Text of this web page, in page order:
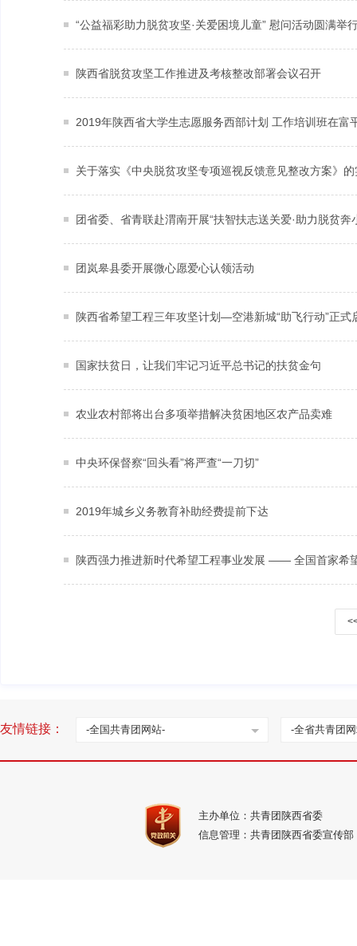
“公益福彩助力脱贫攻坚·关爱困境儿童” 慰问活动圆满举
陕西省脱贫攻坚工作推进及考核整改部署会议召开
2019年陕西省大学生志愿服务西部计划 工作培训班在富
关于落实《中央脱贫攻坚专项巡视反馈意见整改方案》
团省委、省青联赴渭南开展“扶智扶志送关爱·助力脱贫奔
团岚皋县委开展微心愿爱心认领活动
陕西省希望工程三年攻坚计划—空港新城“助飞行动”正式
国家扶贫日，让我们牢记习近平总书记的扶贫金句
农业农村部将出台多项举措解决贫困地区农产品卖难
中央环保督察“回头看”将严查“一刀切”
2019年城乡义务教育补助经费提前下达
陕西强力推进新时代希望工程事业发展 —— 全国首家希
友情链接： -全国共青团网站- -全省共青团
主办单位：共青团陕西省委
信息管理：共青团陕西省委宣传部